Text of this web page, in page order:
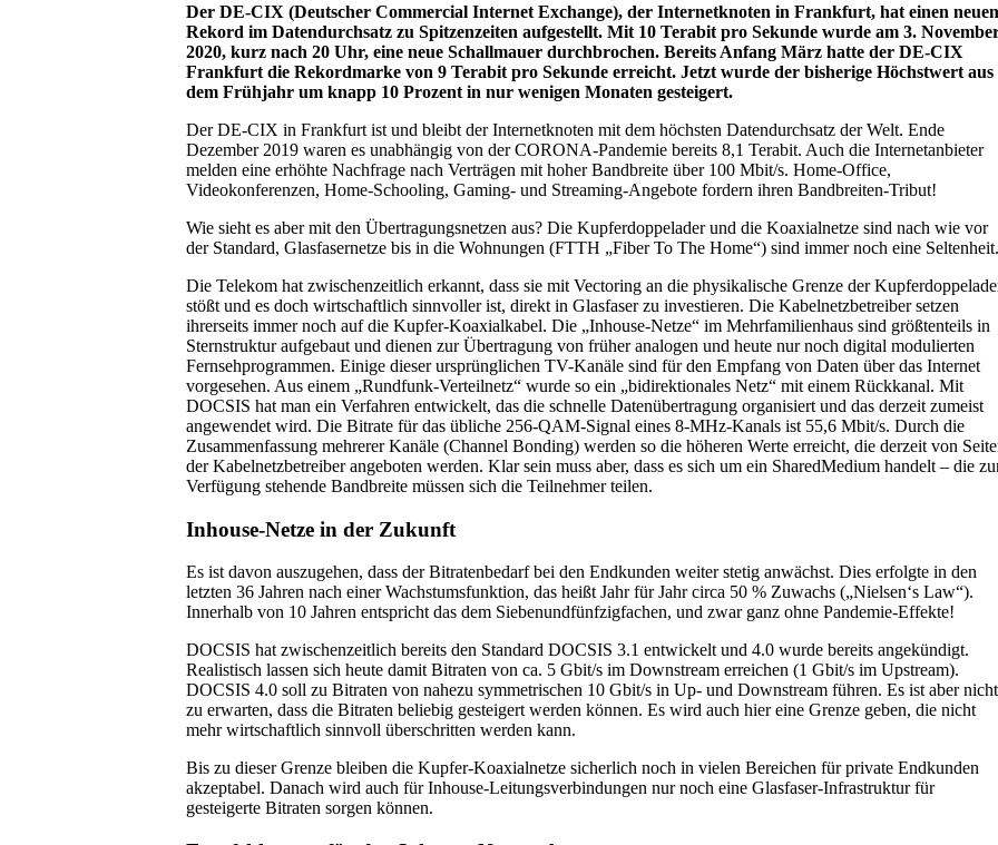
Der DE-CIX (Deutscher Commercial Internet Exchange), der Internetknoten in Frankfurt, hat einen neuen
Rekord im Datendurchsatz zu Spitzenzeiten aufgestellt. Mit 10 Terabit pro Sekunde wurde am 3.
2020, kurz nach 20 Uhr, eine neue Schallmauer durchbrochen. Bereits Anfang März hatte der DE-CIX
Frankfurt die Rekordmarke von 9 Terabit pro Sekunde erreicht. Jetzt wurde der bisherige Höchstwert aus
dem Frühjahr um knapp 10 Prozent in nur wenigen Monaten gesteigert.
Der DE-CIX in Frankfurt ist und bleibt der Internetknoten mit dem höchsten Datendurchsatz der Welt. Ende
Dezember 2019 waren es unabhängig von der CORONA-Pandemie bereits 8,1 Terabit. Auch die Internetanbieter
melden eine erhöhte Nachfrage nach Verträgen mit hoher Bandbreite über 100 Mbit/s. Home-Office,
Videokonferenzen, Home-Schooling, Gaming- und Streaming-Angebote fordern ihren Bandbreiten-Tribut!
Wie sieht es aber mit den Übertragungsnetzen aus? Die Kupferdoppelader und die Koaxialnetze sind nach wie vor
der Standard, Glasfasernetze bis in die Wohnungen (FTTH „Fiber To The Home“) sind immer noch eine Seltenheit.
Die Telekom hat zwischenzeitlich erkannt, dass sie mit Vectoring an die physikalische Grenze der
stößt und es doch wirtschaftlich sinnvoller ist, direkt in Glasfaser zu investieren. Die Kabelnetzbetreiber setzen
ihrerseits immer noch auf die Kupfer-Koaxialkabel. Die „Inhouse-Netze“ im Mehrfamilienhaus sind größtenteils in
Sternstruktur aufgebaut und dienen zur Übertragung von früher analogen und heute nur noch digital modulierten
Fernsehprogrammen. Einige dieser ursprünglichen TV-Kanäle sind für den Empfang von Daten über das Internet
vorgesehen. Aus einem „Rundfunk-Verteilnetz“ wurde so ein „bidirektionales Netz“ mit einem Rückkanal. Mit
DOCSIS hat man ein Verfahren entwickelt, das die schnelle Datenübertragung organisiert und das derzeit zumeist
angewendet wird. Die Bitrate für das übliche 256-QAM-Signal eines 8-MHz-Kanals ist 55,6 Mbit/s. Durch die
Zusammenfassung mehrerer Kanäle (Channel Bonding) werden so die höheren Werte erreicht, die derzeit von
der Kabelnetzbetreiber angeboten werden. Klar sein muss aber, dass es sich um ein SharedMedium handelt – die
Verfügung stehende Bandbreite müssen sich die Teilnehmer teilen.
Inhouse-Netze in der Zukunft
Es ist davon auszugehen, dass der Bitratenbedarf bei den Endkunden weiter stetig anwächst. Dies erfolgte in den
letzten 36 Jahren nach einer Wachstumsfunktion, das heißt Jahr für Jahr circa 50 % Zuwachs („Nielsen‘s Law“).
Innerhalb von 10 Jahren entspricht das dem Siebenundfünfzigfachen, und zwar ganz ohne Pandemie-Effekte!
DOCSIS hat zwischenzeitlich bereits den Standard DOCSIS 3.1 entwickelt und 4.0 wurde bereits angekündigt.
Realistisch lassen sich heute damit Bitraten von ca. 5 Gbit/s im Downstream erreichen (1 Gbit/s im Upstream).
DOCSIS 4.0 soll zu Bitraten von nahezu symmetrischen 10 Gbit/s in Up- und Downstream führen. Es ist aber nicht
zu erwarten, dass die Bitraten beliebig gesteigert werden können. Es wird auch hier eine Grenze geben, die nicht
mehr wirtschaftlich sinnvoll überschritten werden kann.
Bis zu dieser Grenze bleiben die Kupfer-Koaxialnetze sicherlich noch in vielen Bereichen für private Endkunden
akzeptabel. Danach wird auch für Inhouse-Leitungsverbindungen nur noch eine Glasfaser-Infrastruktur für
gesteigerte Bitraten sorgen können.